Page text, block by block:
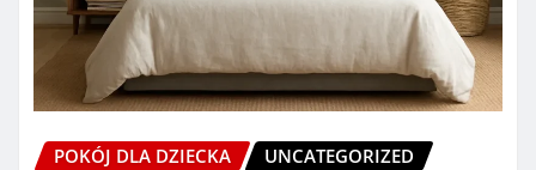
POKÓJ DLA DZIECKA UNCATEGORIZED